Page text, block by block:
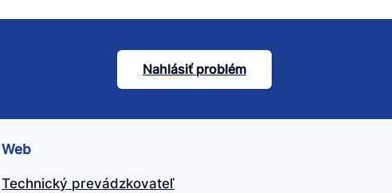
Nahlásiť problém
Web
Technický prevádzkovateľ